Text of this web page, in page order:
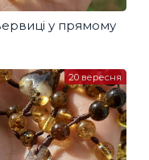
у прямому
20 вересня